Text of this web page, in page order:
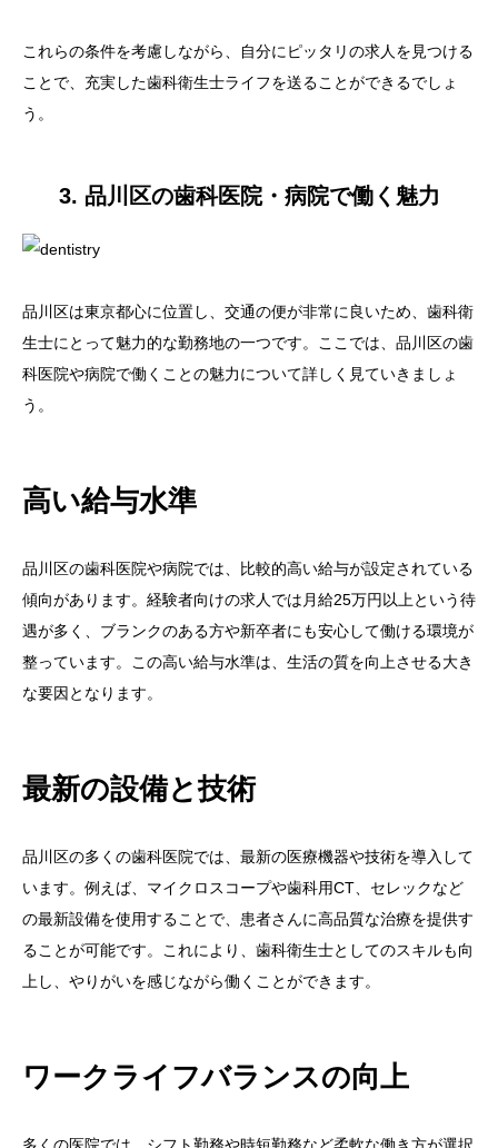
これらの条件を考慮しながら、自分にピッタリの求人を見つける
ことで、充実した歯科衛生士ライフを送ることができるでしょ
う。
3. 品川区の歯科医院・病院で働く魅力
品川区は東京都心に位置し、交通の便が非常に良いため、歯科衛
生士にとって魅力的な勤務地の一つです。ここでは、品川区の歯
科医院や病院で働くことの魅力について詳しく見ていきましょ
う。
高い給与水準
品川区の歯科医院や病院では、比較的高い給与が設定されている
傾向があります。経験者向けの求人では月給25万円以上という待
遇が多く、ブランクのある方や新卒者にも安心して働ける環境が
整っています。この高い給与水準は、生活の質を向上させる大き
な要因となります。
最新の設備と技術
品川区の多くの歯科医院では、最新の医療機器や技術を導入して
います。例えば、マイクロスコープや歯科用CT、セレックなど
の最新設備を使用することで、患者さんに高品質な治療を提供す
ることが可能です。これにより、歯科衛生士としてのスキルも向
上し、やりがいを感じながら働くことができます。
ワークライフバランスの向上